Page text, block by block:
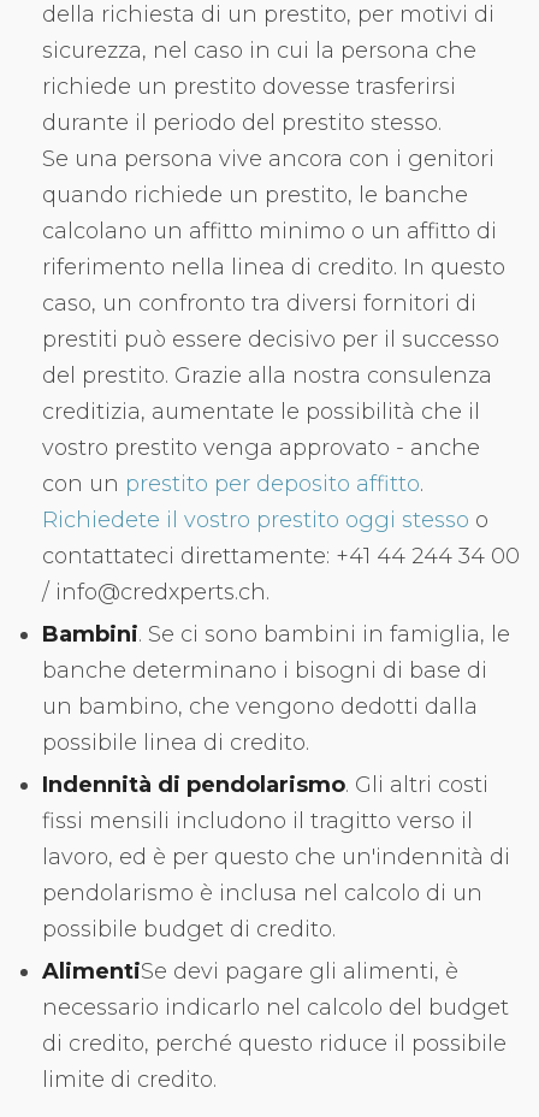
della richiesta di un prestito, per motivi di
sicurezza, nel caso in cui la persona che
richiede un prestito dovesse trasferirsi
durante il periodo del prestito stesso.
Se una persona vive ancora con i genitori
quando richiede un prestito, le banche
calcolano un affitto minimo o un affitto di
riferimento nella linea di credito. In questo
caso, un confronto tra diversi fornitori di
prestiti può essere decisivo per il successo
del prestito. Grazie alla nostra consulenza
creditizia, aumentate le possibilità che il
vostro prestito venga approvato - anche
con un prestito per deposito affitto.
Richiedete il vostro prestito oggi stesso o
contattateci direttamente: +41 44 244 34 00
/ info@credxperts.ch.
Bambini. Se ci sono bambini in famiglia, le
banche determinano i bisogni di base di
un bambino, che vengono dedotti dalla
possibile linea di credito.
Indennità di pendolarismo. Gli altri costi
fissi mensili includono il tragitto verso il
lavoro, ed è per questo che un'indennità di
pendolarismo è inclusa nel calcolo di un
possibile budget di credito.
AlimentiSe devi pagare gli alimenti, è
necessario indicarlo nel calcolo del budget
di credito, perché questo riduce il possibile
limite di credito.